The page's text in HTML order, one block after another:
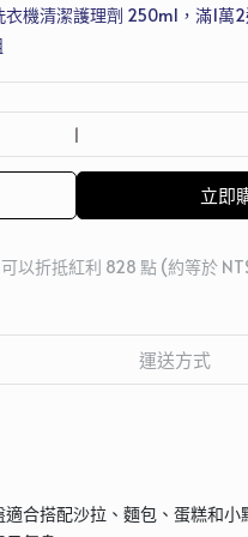
機清潔護理劑 250ml，滿1萬
立即
以折抵紅利 828 點 (約等於
運送方式
合搭配沙拉、麵包、蛋糕和小